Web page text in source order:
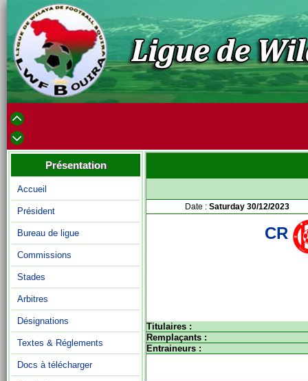
Présentation
Accueil
Président
Bureau de ligue
Commissions
Stades
Arbitres
Désignations
Textes & Réglements
Docs à télécharger
Date : Saturday 30/12/2023
CR
Titulaires :
Remplaçants :
Entraineurs :